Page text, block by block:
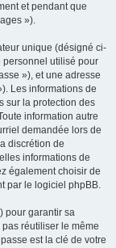
et pendant que
»).
unique (désigné ci-
personnel utilisé pour
»), et une adresse
Les informations de
sur la protection des
information autre
demandée lors de
discrétion de
informations de
également choisir de
par le logiciel phpBB.
pour garantir sa
réutiliser le même
est la clé de votre